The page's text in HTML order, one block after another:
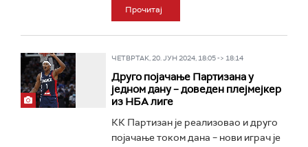
Прочитај
ЧЕТВРТАК, 20. ЈУН 2024, 18:05 -> 18:14
Друго појачање Партизана у
једном дану – доведен плејмејкер
из НБА лиге
КК Партизан је реализовао и друго
појачање током дана – нови играч је